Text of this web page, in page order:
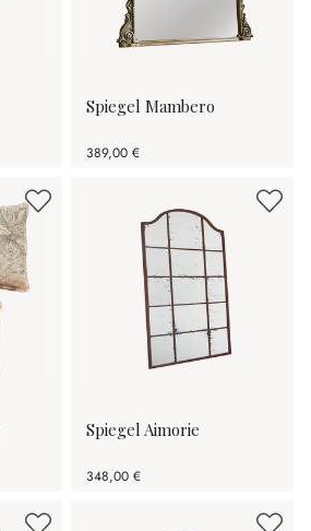
Spiegel Mambero
389,00 €
Spiegel Aimorie
348,00 €